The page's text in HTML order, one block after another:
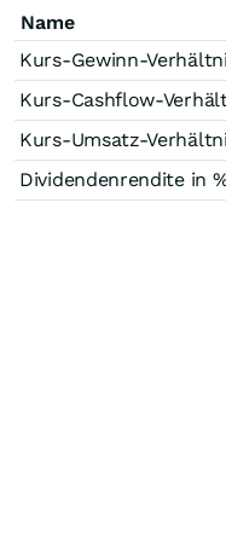
Name
Kurs-Gewinn-
Kurs-Cashflow-
Kurs-Umsatz-
Dividendenrendite in